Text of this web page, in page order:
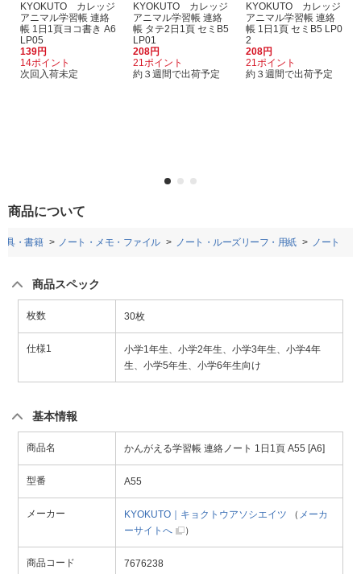
KYOKUTO カレッジ
アニマル学習帳 連絡
帳 1日1頁ヨコ書き A6
LP05
139円
14ポイント
次回入荷未定
KYOKUTO カレッジ
アニマル学習帳 連絡
帳 タテ2日1頁 セミB5
LP01
208円
21ポイント
約３週間で出荷予定
KYOKUTO カレッジ
アニマル学習帳 連絡
帳 1日1頁 セミB5 LP0
2
208円
21ポイント
約３週間で出荷予定
商品について
具・書籍 ノート・メモ・ファイル ノート・ルーズリーフ・用紙 ノート
商品スペック
枚数 30枚
仕様1
小学1年生、小学2年生、小学3年生、小学4年
生、小学5年生、小学6年生向け
基本情報
商品名 かんがえる学習帳 連絡ノート 1日1頁 A55 [A6]
型番 A55
メーカー KYOKUTO｜キョクトウアソシエイツ （ メーカ
ーサイトへ
）
商品コード 7676238